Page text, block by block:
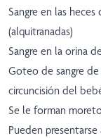
Sangre en las
(alquitranadas)
Sangre en la orina
Goteo de sangre
circuncisión del
Se le forman
Pueden